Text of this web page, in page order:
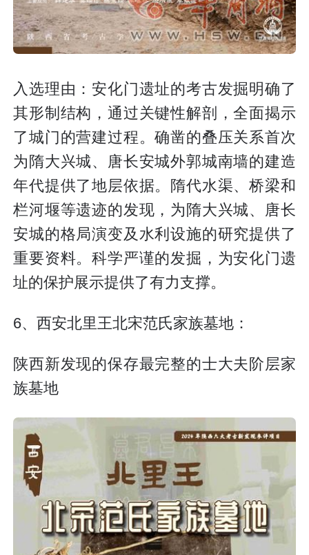
入选理由：安化门遗址的考古发掘明确了
其形制结构，通过关键性解剖，全面揭示
了城门的营建过程。确凿的叠压关系首次
为隋大兴城、唐长安城外郭城南墙的建造
年代提供了地层依据。隋代水渠、桥梁和
栏河堰等遗迹的发现，为隋大兴城、唐长
安城的格局演变及水利设施的研究提供了
重要资料。科学严谨的发掘，为安化门遗
址的保护展示提供了有力支撑。
6、西安北里王北宋范氏家族墓地：
陕西新发现的保存最完整的士大夫阶层家
族墓地